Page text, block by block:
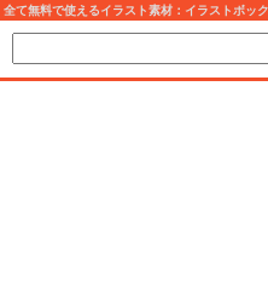
全て無料で使えるイラスト素材：イラストボッ